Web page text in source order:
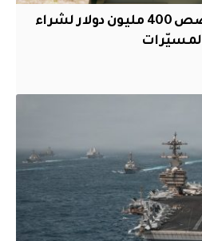
الجيش الأمريكي يخصص 400 مليون دولار لشراء